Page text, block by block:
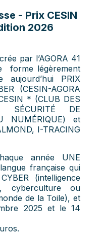
- Prix CESIN
2026
par l’AGORA 41
forme légèrement
PRIX
(CESIN-AGORA
* (CLUB DES
DE
NUMÉRIQUE) et
I-TRACING
année UNE
française qui
(intelligence
cyberculture ou
de la Toile), et
2025 et le 14